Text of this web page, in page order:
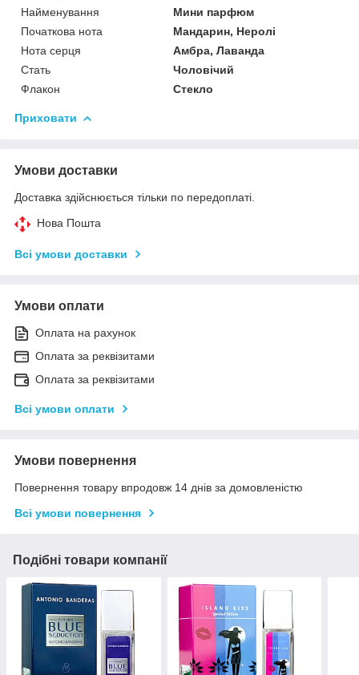
Найменування
Мини парфюм
Початкова нота
Мандарин, Неролі
Нота серця
Амбра, Лаванда
Стать
Чоловічий
Флакон
Стекло
Приховати
Умови доставки
Доставка здійснюється тільки по передоплаті.
Нова Пошта
Всі умови доставки
Умови оплати
Оплата на рахунок
Оплата за реквізитами
Оплата за реквізитами
Всі умови оплати
Умови повернення
Повернення товару впродовж 14 днів за домовленістю
Всі умови повернення
Подібні товари компанії